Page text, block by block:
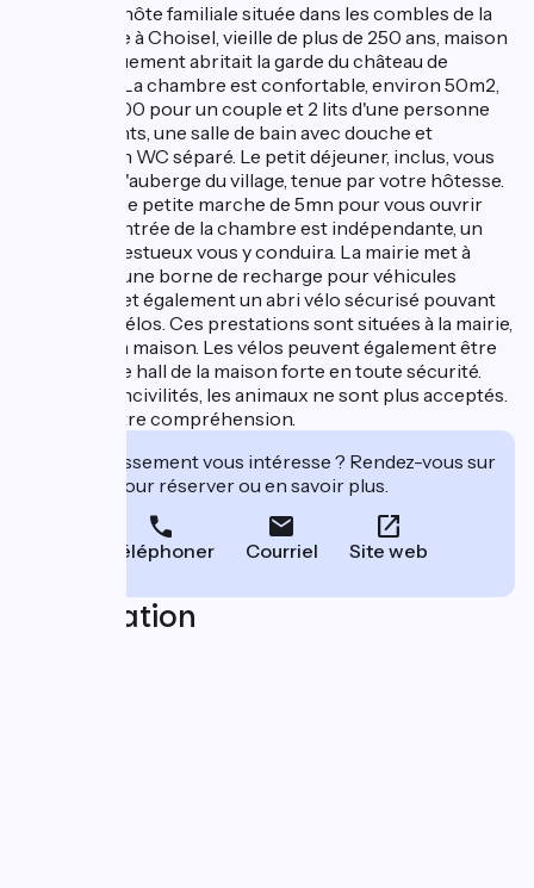
Chambre d'hôte familiale située dans les combles de la
maison forte à Choisel, vieille de plus de 250 ans, maison
qui historiquement abritait la garde du château de
Dampierre. La chambre est confortable, environ 50m2,
un lit 160x200 pour un couple et 2 lits d'une personne
pour 2 enfants, une salle de bain avec douche et
baignoire, un WC séparé. Le petit déjeuner, inclus, vous
sera servi à l'auberge du village, tenue par votre hôtesse.
Il suffira d'une petite marche de 5mn pour vous ouvrir
l'appétit. L'entrée de la chambre est indépendante, un
escalier majestueux vous y conduira. La mairie met à
disposition une borne de recharge pour véhicules
électriques et également un abri vélo sécurisé pouvant
contenir 6 vélos. Ces prestations sont situées à la mairie,
à 100 m de la maison. Les vélos peuvent également être
garés dans le hall de la maison forte en toute sécurité.
Suite à des incivilités, les animaux ne sont plus acceptés.
Merci de votre compréhension.
Cet établissement vous intéresse ? Rendez-vous sur
leur site pour réserver ou en savoir plus.
Téléphoner Courriel Site web
Localisation